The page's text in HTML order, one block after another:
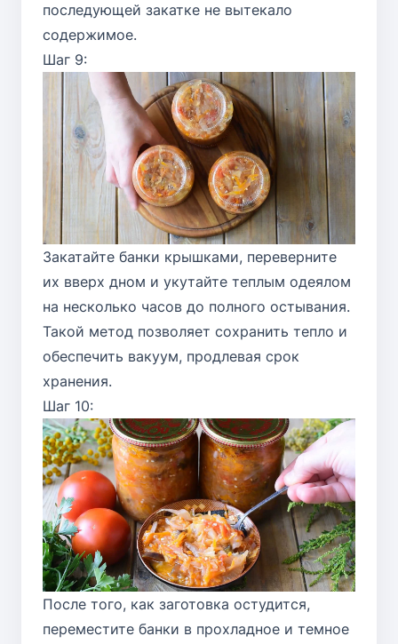
последующей закатке не вытекало
содержимое.
Шаг 9:
Закатайте банки крышками, переверните
их вверх дном и укутайте теплым одеялом
на несколько часов до полного остывания.
Такой метод позволяет сохранить тепло и
обеспечить вакуум, продлевая срок
хранения.
Шаг 10:
После того, как заготовка остудится,
переместите банки в прохладное и темное